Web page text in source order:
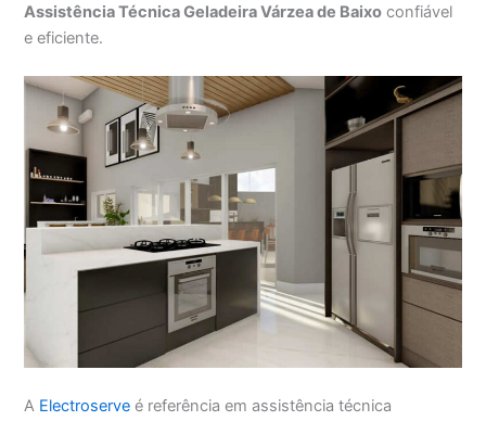
Assistência Técnica Geladeira Várzea de Baixo confiável
e eficiente.
A Electroserve é referência em assistência técnica